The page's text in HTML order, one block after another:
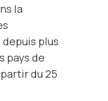
la
plus
pays de
du 25